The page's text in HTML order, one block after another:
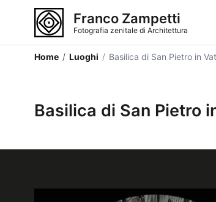
Franco Zampetti
Fotografia zenitale di Architettura
Home / Luoghi / Basilica di San Pietro in
Basilica di San Pietro